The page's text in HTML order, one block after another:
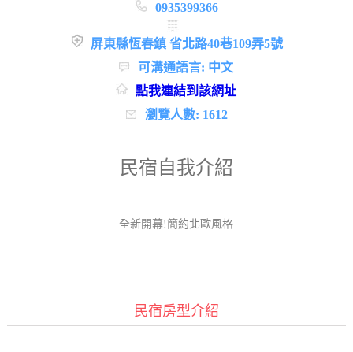
0935399366
屏東縣恆春鎮 省北路40巷109弄5號
可溝通語言: 中文
點我連結到該網址
瀏覽人數: 1612
民宿自我介紹
全新開幕!簡約北歐風格
民宿房型介紹